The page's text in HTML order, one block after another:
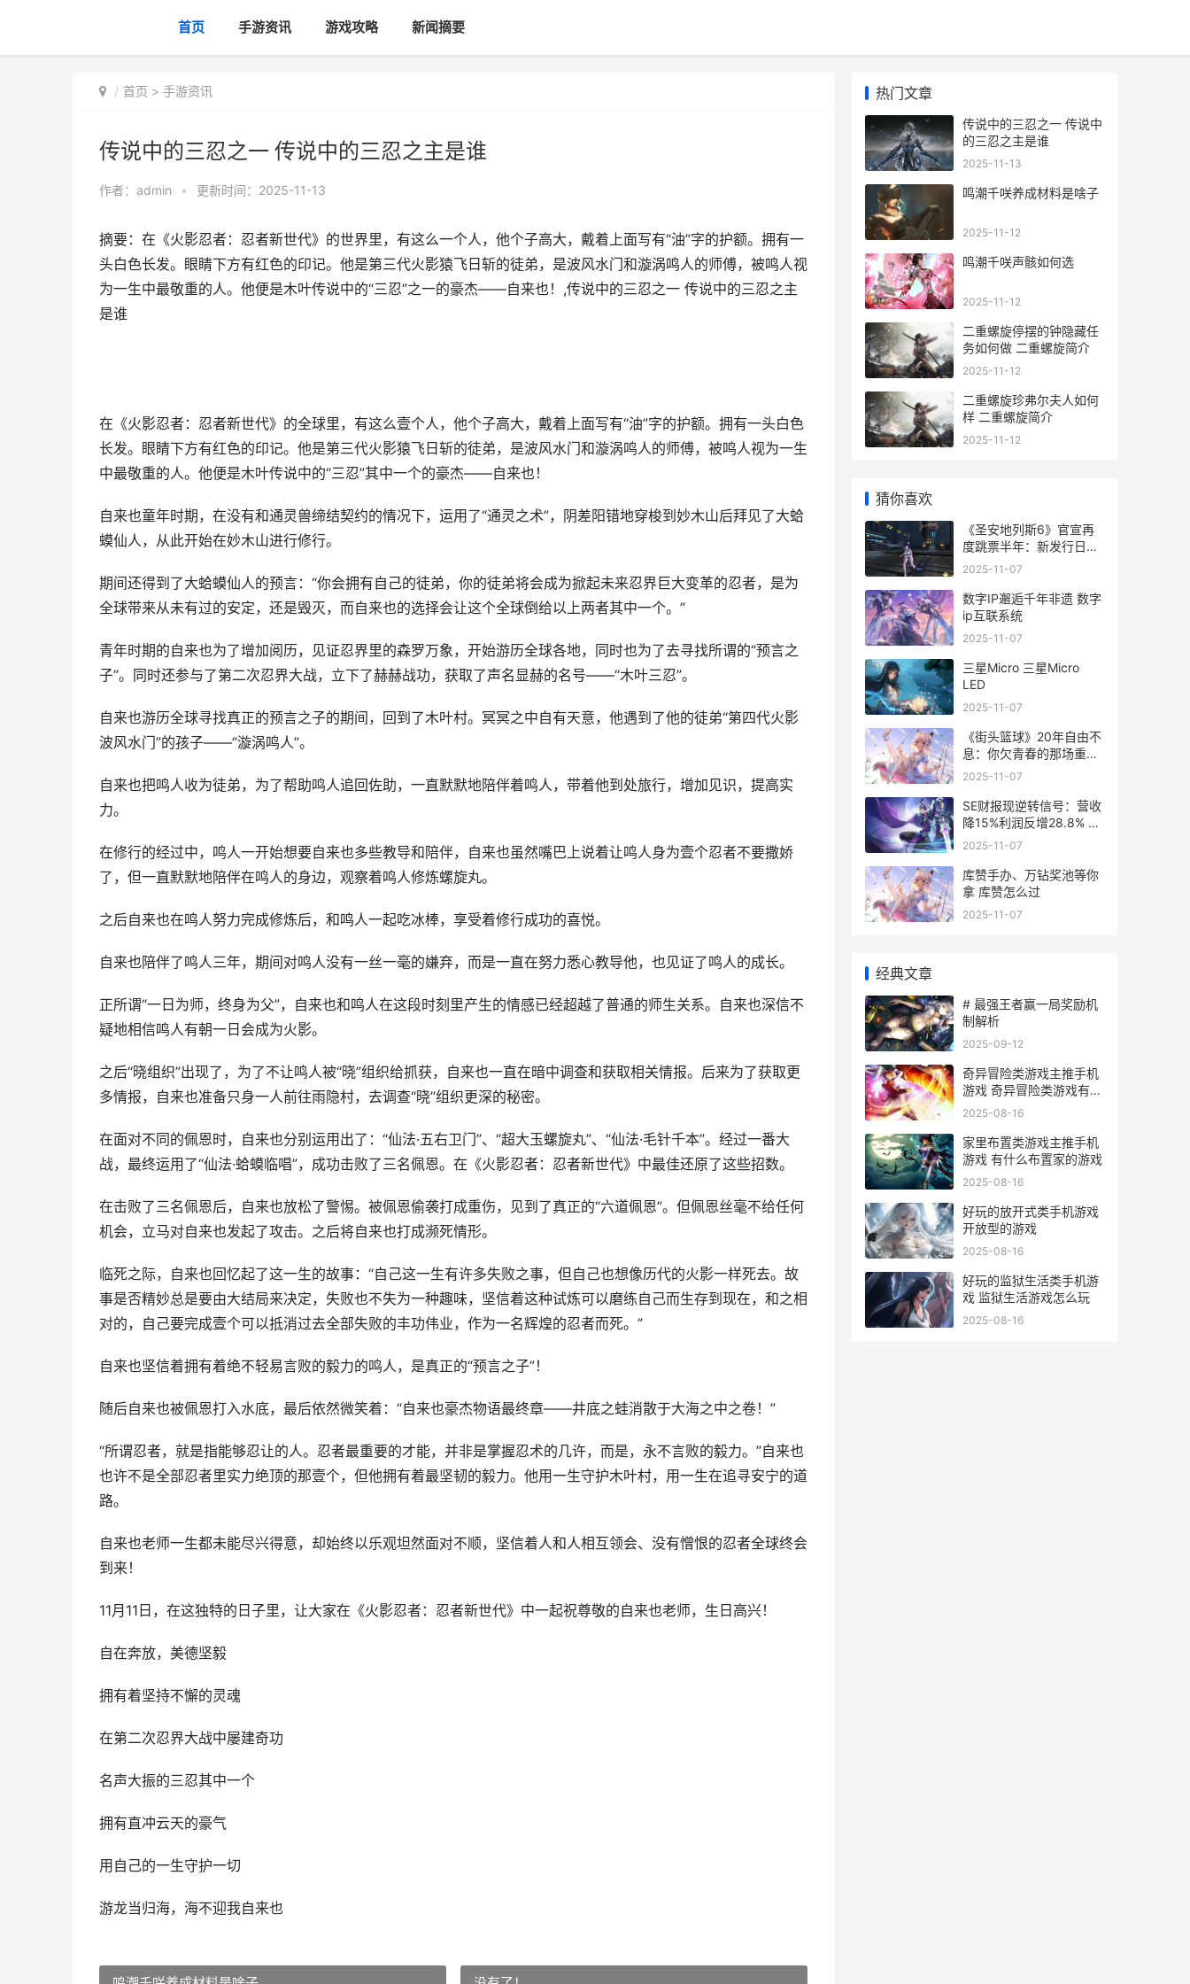
首页 手游资讯 游戏攻略 新闻摘要
首页 > 手游资讯
传说中的三忍之一 传说中的三忍之主是谁
作者： admin • 更新时间：2025-11-13
摘要：在《火影忍者：忍者新世代》的世界里，有这么一个人，他个子高大，戴着上面写有“油”字的护额。拥有一
头白色长发。眼睛下方有红色的印记。他是第三代火影猿飞日斩的徒弟，是波风水门和漩涡鸣人的师傅，被鸣人视
为一生中最敬重的人。他便是木叶传说中的“三忍”之一的豪杰——自来也！,传说中的三忍之一 传说中的三忍之主
是谁
在《火影忍者：忍者新世代》的全球里，有这么壹个人，他个子高大，戴着上面写有“油”字的护额。拥有一头白色
长发。眼睛下方有红色的印记。他是第三代火影猿飞日斩的徒弟，是波风水门和漩涡鸣人的师傅，被鸣人视为一生
中最敬重的人。他便是木叶传说中的“三忍”其中一个的豪杰——自来也！
自来也童年时期，在没有和通灵兽缔结契约的情况下，运用了“通灵之术”，阴差阳错地穿梭到妙木山后拜见了大蛤
蟆仙人，从此开始在妙木山进行修行。
期间还得到了大蛤蟆仙人的预言：“你会拥有自己的徒弟，你的徒弟将会成为掀起未来忍界巨大变革的忍者，是为
全球带来从未有过的安定，还是毁灭，而自来也的选择会让这个全球倒给以上两者其中一个。”
青年时期的自来也为了增加阅历，见证忍界里的森罗万象，开始游历全球各地，同时也为了去寻找所谓的“预言之
子”。同时还参与了第二次忍界大战，立下了赫赫战功，获取了声名显赫的名号——“木叶三忍”。
自来也游历全球寻找真正的预言之子的期间，回到了木叶村。冥冥之中自有天意，他遇到了他的徒弟“第四代火影
波风水门”的孩子——“漩涡鸣人”。
自来也把鸣人收为徒弟，为了帮助鸣人追回佐助，一直默默地陪伴着鸣人，带着他到处旅行，增加见识，提高实
力。
在修行的经过中，鸣人一开始想要自来也多些教导和陪伴，自来也虽然嘴巴上说着让鸣人身为壹个忍者不要撒娇
了，但一直默默地陪伴在鸣人的身边，观察着鸣人修炼螺旋丸。
之后自来也在鸣人努力完成修炼后，和鸣人一起吃冰棒，享受着修行成功的喜悦。
自来也陪伴了鸣人三年，期间对鸣人没有一丝一毫的嫌弃，而是一直在努力悉心教导他，也见证了鸣人的成长。
正所谓“一日为师，终身为父”，自来也和鸣人在这段时刻里产生的情感已经超越了普通的师生关系。自来也深信不
疑地相信鸣人有朝一日会成为火影。
之后“晓组织”出现了，为了不让鸣人被“晓”组织给抓获，自来也一直在暗中调查和获取相关情报。后来为了获取更
多情报，自来也准备只身一人前往雨隐村，去调查“晓”组织更深的秘密。
在面对不同的佩恩时，自来也分别运用出了：“仙法·五右卫门”、“超大玉螺旋丸”、“仙法·毛针千本”。经过一番大
战，最终运用了“仙法·蛤蟆临唱”，成功击败了三名佩恩。在《火影忍者：忍者新世代》中最佳还原了这些招数。
在击败了三名佩恩后，自来也放松了警惕。被佩恩偷袭打成重伤，见到了真正的“六道佩恩”。但佩恩丝毫不给任何
机会，立马对自来也发起了攻击。之后将自来也打成濒死情形。
临死之际，自来也回忆起了这一生的故事：“自己这一生有许多失败之事，但自己也想像历代的火影一样死去。故
事是否精妙总是要由大结局来决定，失败也不失为一种趣味，坚信着这种试炼可以磨练自己而生存到现在，和之相
对的，自己要完成壹个可以抵消过去全部失败的丰功伟业，作为一名辉煌的忍者而死。”
自来也坚信着拥有着绝不轻易言败的毅力的鸣人，是真正的“预言之子”！
随后自来也被佩恩打入水底，最后依然微笑着：“自来也豪杰物语最终章——井底之蛙消散于大海之中之卷！”
“所谓忍者，就是指能够忍让的人。忍者最重要的才能，并非是掌握忍术的几许，而是，永不言败的毅力。”自来也
也许不是全部忍者里实力绝顶的那壹个，但他拥有着最坚韧的毅力。他用一生守护木叶村，用一生在追寻安宁的道
路。
自来也老师一生都未能尽兴得意，却始终以乐观坦然面对不顺，坚信着人和人相互领会、没有憎恨的忍者全球终会
到来！
11月11日，在这独特的日子里，让大家在《火影忍者：忍者新世代》中一起祝尊敬的自来也老师，生日高兴！
自在奔放，美德坚毅
拥有着坚持不懈的灵魂
在第二次忍界大战中屡建奇功
名声大振的三忍其中一个
拥有直冲云天的豪气
用自己的一生守护一切
游龙当归海，海不迎我自来也
热门文章
传说中的三忍之一 传说中
的三忍之主是谁
2025-11-13
鸣潮千咲养成材料是啥子
2025-11-12
鸣潮千咲声骸如何选
2025-11-12
二重螺旋停摆的钟隐藏任
务如何做 二重螺旋简介
2025-11-12
二重螺旋珍弗尔夫人如何
样 二重螺旋简介
2025-11-12
猜你喜欢
《圣安地列斯6》官宣再
度跳票半年：新发行日确
定到2026年11月19日
线观看
2025-11-07
数字IP邂逅千年非遗 数字
ip互联系统
2025-11-07
三星Micro 三星Micro
LED
2025-11-07
《街头篮球》20年自由不
息：你欠青春的那场重逢
《街头篮球》手游的具体
2025-11-07
SE财报现逆转信号：营收
降15%利润反增28.8% se
财报2020
2025-11-07
库赞手办、万钻奖池等你
拿 库赞怎么过
2025-11-07
经典文章
# 最强王者赢一局奖励机
制解析
2025-09-12
奇异冒险类游戏主推手机
游戏 奇异冒险类游戏有哪
些
2025-08-16
家里布置类游戏主推手机
游戏 有什么布置家的游戏
2025-08-16
好玩的放开式类手机游戏
开放型的游戏
2025-08-16
好玩的监狱生活类手机游
戏 监狱生活游戏怎么玩
2025-08-16